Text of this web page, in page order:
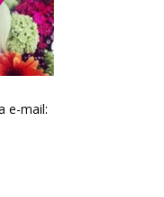
e-mail: